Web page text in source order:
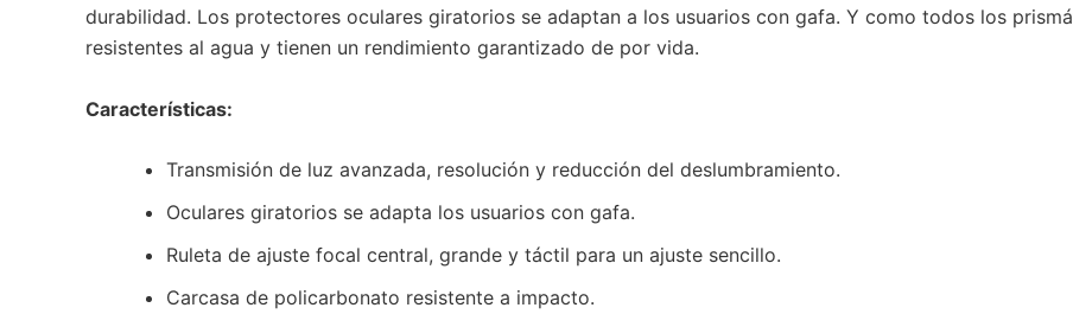
durabilidad. Los protectores oculares giratorios se adaptan a los usuarios con gafa. Y como todos los
resistentes al agua y tienen un rendimiento garantizado de por vida.
Características:
Transmisión de luz avanzada, resolución y reducción del deslumbramiento.
Oculares giratorios se adapta los usuarios con gafa.
Ruleta de ajuste focal central, grande y táctil para un ajuste sencillo.
Carcasa de policarbonato resistente a impacto.